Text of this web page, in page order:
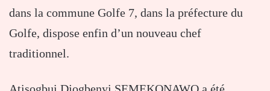
dans la commune Golfe 7, dans la préfecture du
Golfe, dispose enfin d’un nouveau chef
traditionnel.